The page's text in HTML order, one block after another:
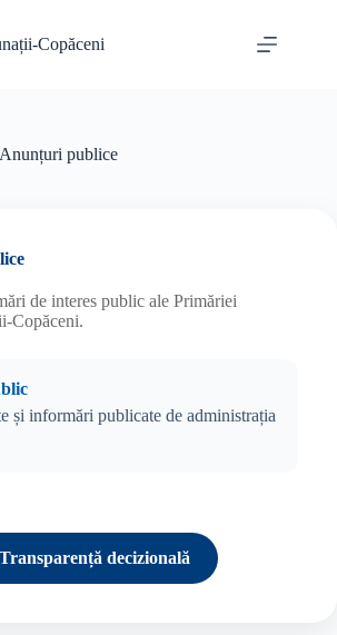
Copăceni
Anunțuri publice
de interes public ale Primăriei
Copăceni.
și informări publicate de administrația
decizională